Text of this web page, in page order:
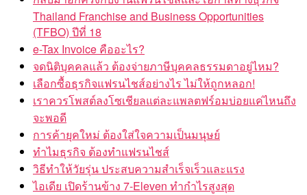
Thailand Franchise and Business Opportunities
(TFBO) ปีที่ 18
e-Tax Invoice คืออะไร?
จดนิติบุคคลแล้ว ต้องจ่ายภาษีบุคคลธรรมดาอยู่ไหม?
เลือกซื้อธุรกิจแฟรนไชส์อย่างไร ไม่ให้ถูกหลอก!
เราควรโพสต์ลงโซเชียลแต่ละแพลตฟร์อมบ่อยแค่ไหนถึง
จะพอดี
การค้ายุคใหม่ ต้องใส่ใจความเป็นมนุษย์
ทำไมธุรกิจ ต้องทำแฟรนไชส์
วิธีทำให้วัยรุ่น ประสบความสำเร็จเร็วและแรง
ไอเดีย เปิดร้านข้าง 7-Eleven ทำกำไรสูงสุด